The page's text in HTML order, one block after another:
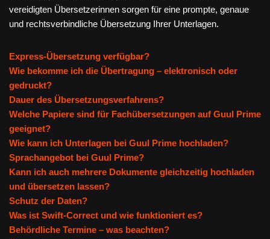
vereidigten Übersetzerinnen sorgen für eine prompte, genaue
und rechtsverbindliche Übersetzung Ihrer Unterlagen.
Express-Übersetzung verfügbar?
Wie bekomme ich die Übertragung – elektronisch oder
gedruckt?
Dauer des Übersetzungsverfahrens?
Welche Papiere sind für Fachübersetzungen auf Guul Prime
geeignet?
Wie kann ich Unterlagen bei Guul Prime hochladen?
Sprachangebot bei Guul Prime?
Kann ich auch mehrere Dokumente gleichzeitig hochladen
und übersetzen lassen?
Schutz der Daten?
Was ist Swift-Correct und wie funktioniert es?
Behördliche Termine – was beachten?